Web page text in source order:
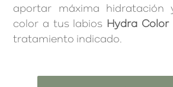
aportar máxima
color a tus labios Hydra Color
tratamiento indicado.